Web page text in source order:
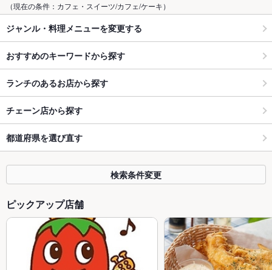
（現在の条件：カフェ・スイーツ/カフェ/ケーキ）
ジャンル・料理メニューを変更する
おすすめのキーワードから探す
ランチのあるお店から探す
チェーン店から探す
都道府県を選び直す
検索条件変更
ピックアップ店舗